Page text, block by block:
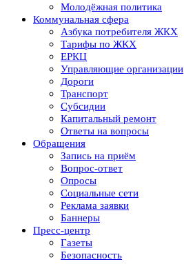
Молодёжная политика
Коммунальная сфера
Азбука потребителя ЖКХ
Тарифы по ЖКХ
ЕРКЦ
Управляющие организации
Дороги
Транспорт
Субсидии
Капитальный ремонт
Ответы на вопросы
Обращения
Запись на приём
Вопрос-ответ
Опросы
Социальные сети
Реклама заявки
Баннеры
Пресс-центр
Газеты
Безопасность